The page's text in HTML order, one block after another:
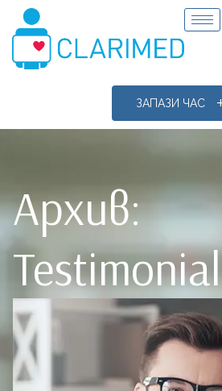
ЗАПАЗИ ЧАС
Архив:
Testimonial